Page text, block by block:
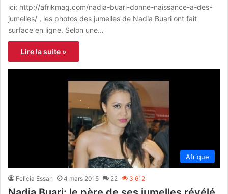
ici: http://afrikmag.com/nadia-buari-donne-naissance-a-des-
jumelles/ , les photos des jumelles de Nadia Buari ont fait
surface en ligne. Selon une…
Lire la suite »
Afrique
Felicia Essan 4 mars 2015 22 3 612